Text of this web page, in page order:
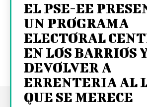
EL PSE-EE
UN PROGRAMA
ELECTORAL
EN LOS BARRIOS
DEVOLVER A
ERRENTERIA AL
QUE SE MERECE